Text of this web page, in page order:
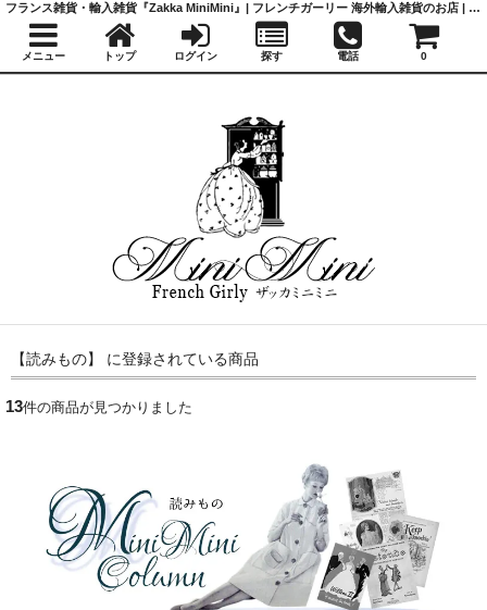
【読みもの】 に登録されている商品
13件の商品が見つかりました
フランス雑貨・輸入雑貨『Zakka MiniMini』| フレンチガーリー 海外輸入雑貨のお店 | かわいい雑貨 | 蚤の市 | アンティーク
メニュー トップ ログイン 探す 電話 0